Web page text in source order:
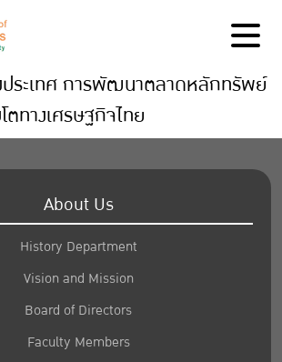
ประเทศ การพัฒนาตลาดหลักทรัพย์
ตทางเศรษฐกิจไทย
About Us
History Department
Vision and Mission
Board of Directors
Faculty Members